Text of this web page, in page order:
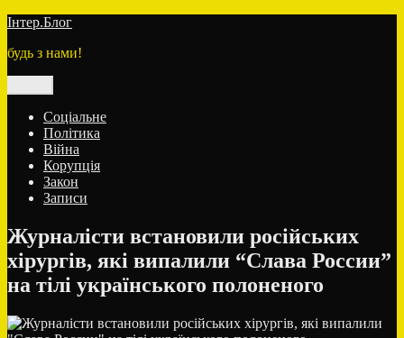
Перейти
вмісту
Інтер.Блог
будь з нами!
Соціальне
Політика
Війна
Корупція
Закон
Записи
Журналісти встановили російських
хірургів, які випалили “Слава России”
на тілі українського полоненого